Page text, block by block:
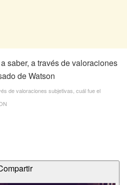
de valoraciones subjetivas, cuál fue el